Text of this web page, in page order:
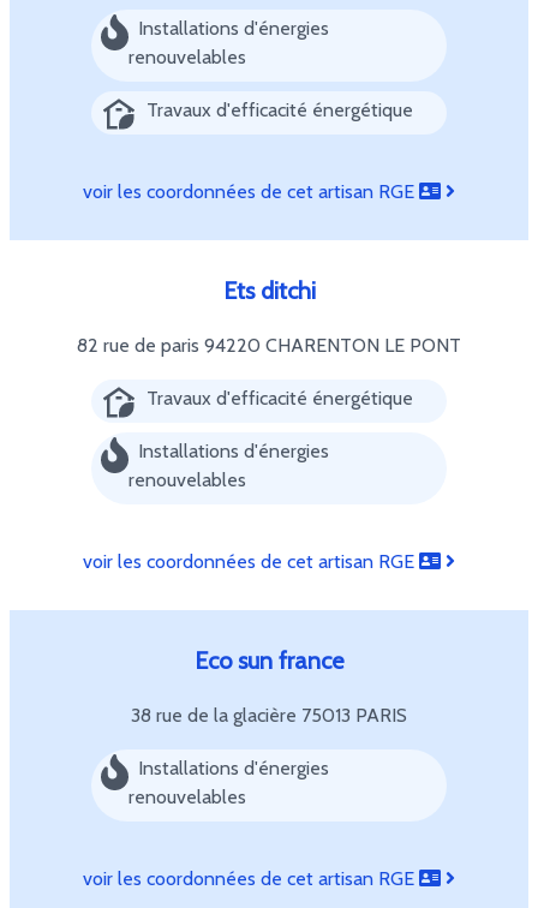
Installations d'énergies
renouvelables
Travaux d'efficacité énergétique
voir les coordonnées de cet artisan RGE
Ets ditchi
82 rue de paris 94220 CHARENTON LE PONT
Travaux d'efficacité énergétique
Installations d'énergies
renouvelables
voir les coordonnées de cet artisan RGE
Eco sun france
38 rue de la glacière 75013 PARIS
Installations d'énergies
renouvelables
voir les coordonnées de cet artisan RGE